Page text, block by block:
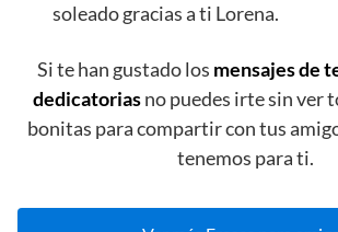
soleado gracias a ti Lorena.
Si te han gustado los mensajes de
dedicatoriasno puedes irte sin ver
bonitas para compartir con tus
tenemos para ti.